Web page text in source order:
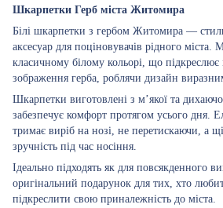
Шкарпетки Герб міста Житомира
Білі шкарпетки з гербом Житомира —
аксесуар для поціновувачів рідного міста.
класичному білому кольорі, що підкреслює
зображення герба, роблячи дизайн
Шкарпетки виготовлені з м’якої та
забезпечує комфорт протягом усього дня.
тримає виріб на нозі, не перетискаючи, а
зручність під час носіння.
Ідеально підходять як для повсякденного
оригінальний подарунок для тих, хто
підкреслити свою приналежність до міста.